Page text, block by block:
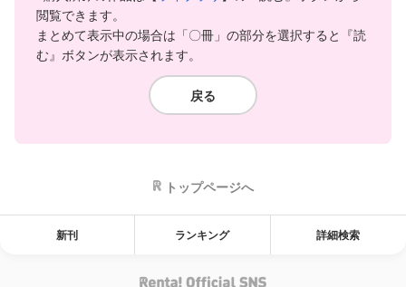
閲覧できます。
まとめて表示中の場合は「〇冊」の部分を選択すると『読
む』ボタンが表示されます。
戻る
トップページへ
新刊 ランキング 詳細検索